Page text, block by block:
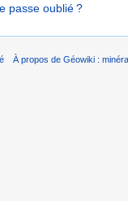
passe oublié ?
À propos de Géowiki :